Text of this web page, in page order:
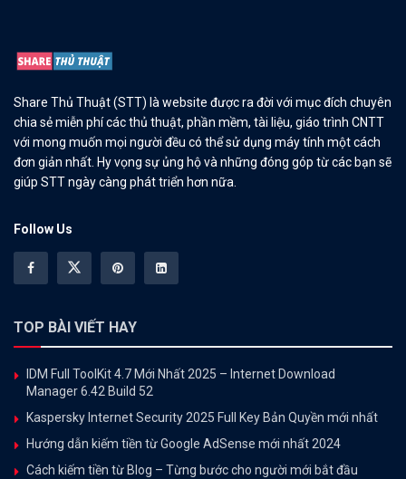
Share Thủ Thuật (STT) là website được ra đời với mục đích chuyên
chia sẻ miễn phí các thủ thuật, phần mềm, tài liệu, giáo trình CNTT
với mong muốn mọi người đều có thể sử dụng máy tính một cách
đơn giản nhất. Hy vọng sự ủng hộ và những đóng góp từ các bạn sẽ
giúp STT ngày càng phát triển hơn nữa.
Follow Us
TOP BÀI VIẾT HAY
IDM Full ToolKit 4.7 Mới Nhất 2025 – Internet Download
Manager 6.42 Build 52
Kaspersky Internet Security 2025 Full Key Bản Quyền mới nhất
Hướng dẫn kiếm tiền từ Google AdSense mới nhất 2024
Cách kiếm tiền từ Blog – Từng bước cho người mới bắt đầu